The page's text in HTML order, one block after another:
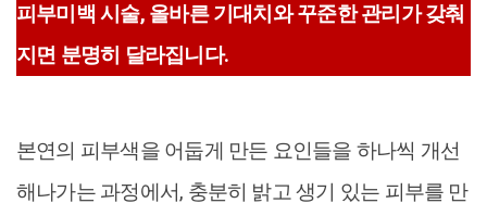
피부미백 시술, 올바른 기대치와 꾸준한 관리가 갖춰
지면 분명히 달라집니다.
본연의 피부색을 어둡게 만든 요인들을 하나씩 개선
해나가는 과정에서, 충분히 밝고 생기 있는 피부를 만